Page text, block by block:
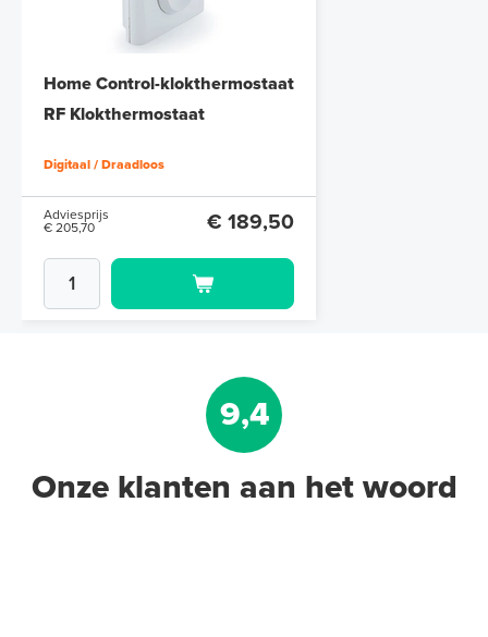
Home Control-klokthermostaat
RF Klokthermostaat
Digitaal / Draadloos
Adviesprijs
€ 205,70
€ 189,50
9,4
Onze klanten aan het woord